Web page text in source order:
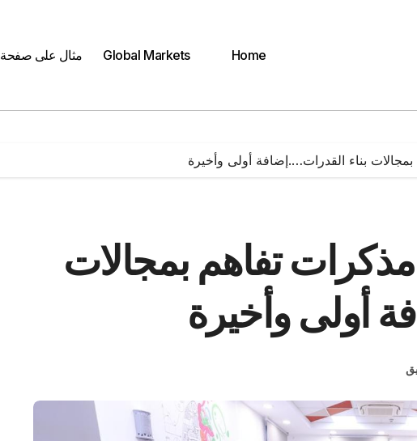
Home
Global Markets مثال على صفحة
الاتصالات: توقيع 4 مذكرات تفاهم بمجالات
أولى وأخيرة